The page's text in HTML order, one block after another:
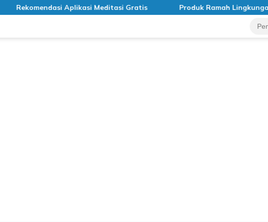
Aplikasi Meditasi Gratis Produk Ramah Lingkungan di Indonesia